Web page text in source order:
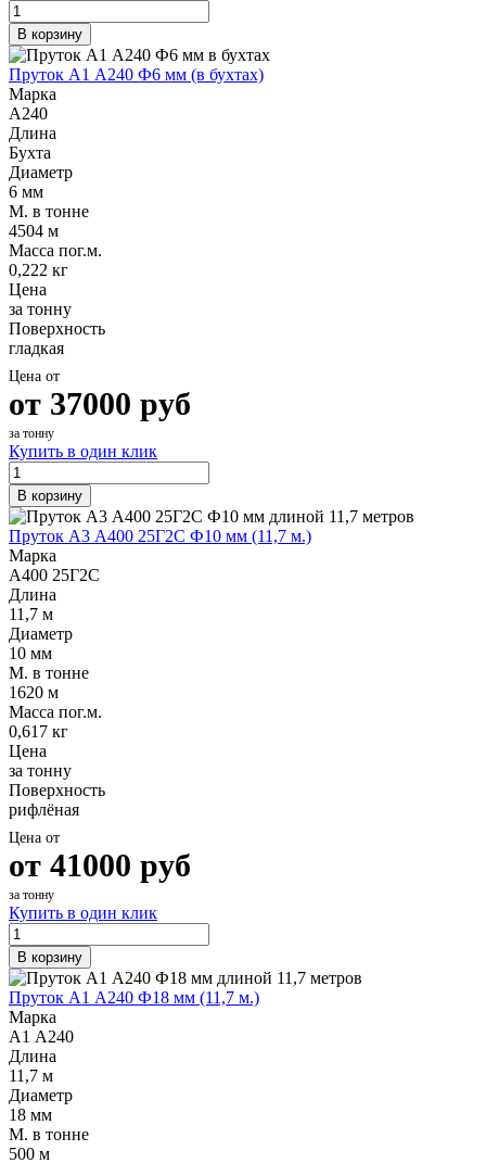
В корзину
Пруток А1 А240 Ф6 мм (в бухтах)
Марка
А240
Длина
Бухта
Диаметр
6 мм
М. в тонне
4504 м
Масса пог.м.
0,222 кг
Цена
за тонну
Поверхность
гладкая
Цена от
от 37000 руб
за тонну
Купить в один клик
В корзину
Пруток А3 А400 25Г2С Ф10 мм (11,7 м.)
Марка
А400 25Г2С
Длина
11,7 м
Диаметр
10 мм
М. в тонне
1620 м
Масса пог.м.
0,617 кг
Цена
за тонну
Поверхность
рифлёная
Цена от
от 41000 руб
за тонну
Купить в один клик
В корзину
Пруток А1 А240 Ф18 мм (11,7 м.)
Марка
А1 А240
Длина
11,7 м
Диаметр
18 мм
М. в тонне
500 м